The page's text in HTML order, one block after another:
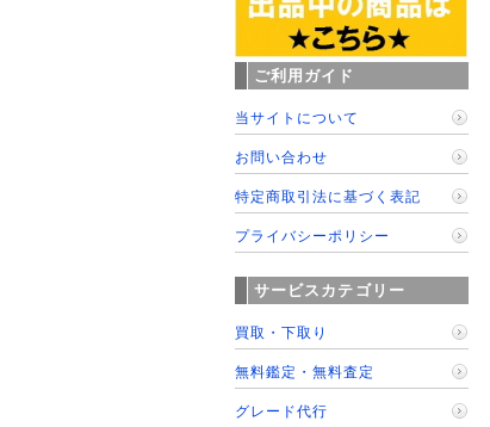
ご利用ガイド
当サイトについて
お問い合わせ
特定商取引法に基づく表記
プライバシーポリシー
サービスカテゴリー
買取・下取り
無料鑑定・無料査定
グレード代行